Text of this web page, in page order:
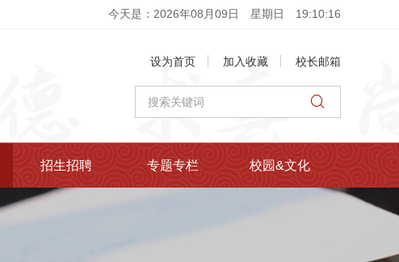
今天是：2026年08月09日 星期日 19:10:17
设为首页 加入收藏 校长邮箱
招生招聘 专题专栏 校园&文化